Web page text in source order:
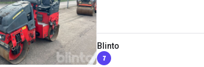
Blinto
7